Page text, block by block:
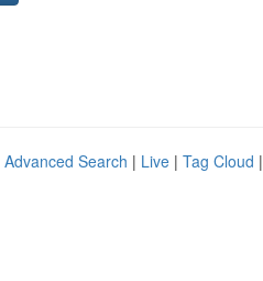
Advanced Search | Live | Tag Cloud |